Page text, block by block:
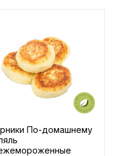
По-домашнему